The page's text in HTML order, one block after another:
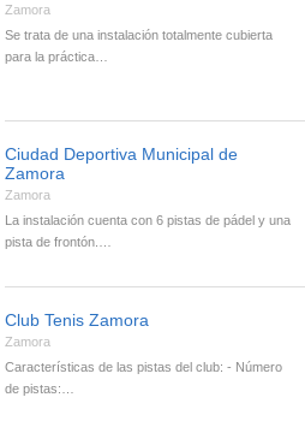
Zamora
Se trata de una instalación totalmente cubierta
para la práctica…
Ciudad Deportiva Municipal de
Zamora
Zamora
La instalación cuenta con 6 pistas de pádel y una
pista de frontón.…
Club Tenis Zamora
Zamora
Características de las pistas del club: - Número
de pistas:…